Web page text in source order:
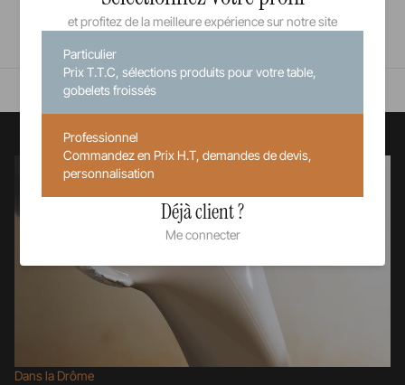
En savoir plus
depuis 1768 dans la Drôme d'excellence
Dans la Drôme
et profitez de la meilleure expérience sur notre site
Particulier
Prix T.T.C, sélections produits pour votre table,
gobelets froissés
Professionnel
Commandez en Prix H.T, demandes de devis,
personnalisation
Déjà client ?
Me connecter